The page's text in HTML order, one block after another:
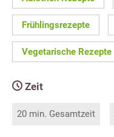
Frühlingsrezepte
Vegetarische Rezepte
Zeit
20 min. Gesamtzeit